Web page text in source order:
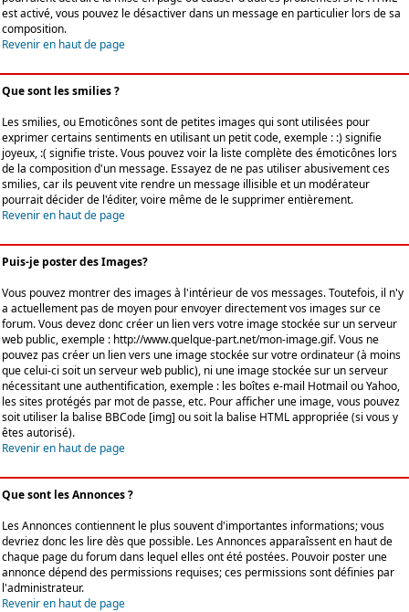
est activé, vous pouvez le désactiver dans un message en particulier lors de sa
composition.
Revenir en haut de page
Que sont les smilies ?
Les smilies, ou Emoticônes sont de petites images qui sont utilisées pour
exprimer certains sentiments en utilisant un petit code, exemple : :) signifie
joyeux, :( signifie triste. Vous pouvez voir la liste complète des émoticônes lors
de la composition d'un message. Essayez de ne pas utiliser abusivement ces
smilies, car ils peuvent vite rendre un message illisible et un modérateur
pourrait décider de l'éditer, voire même de le supprimer entièrement.
Revenir en haut de page
Puis-je poster des Images?
Vous pouvez montrer des images à l'intérieur de vos messages. Toutefois, il n'y
a actuellement pas de moyen pour envoyer directement vos images sur ce
forum. Vous devez donc créer un lien vers votre image stockée sur un serveur
web public, exemple : http://www.quelque-part.net/mon-image.gif. Vous ne
pouvez pas créer un lien vers une image stockée sur votre ordinateur (à moins
que celui-ci soit un serveur web public), ni une image stockée sur un serveur
nécessitant une authentification, exemple : les boîtes e-mail Hotmail ou Yahoo,
les sites protégés par mot de passe, etc. Pour afficher une image, vous pouvez
soit utiliser la balise BBCode [img] ou soit la balise HTML appropriée (si vous y
êtes autorisé).
Revenir en haut de page
Que sont les Annonces ?
Les Annonces contiennent le plus souvent d'importantes informations; vous
devriez donc les lire dès que possible. Les Annonces apparaîssent en haut de
chaque page du forum dans lequel elles ont été postées. Pouvoir poster une
annonce dépend des permissions requises; ces permissions sont définies par
l'administrateur.
Revenir en haut de page